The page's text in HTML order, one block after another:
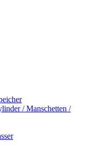
/ Manschetten /